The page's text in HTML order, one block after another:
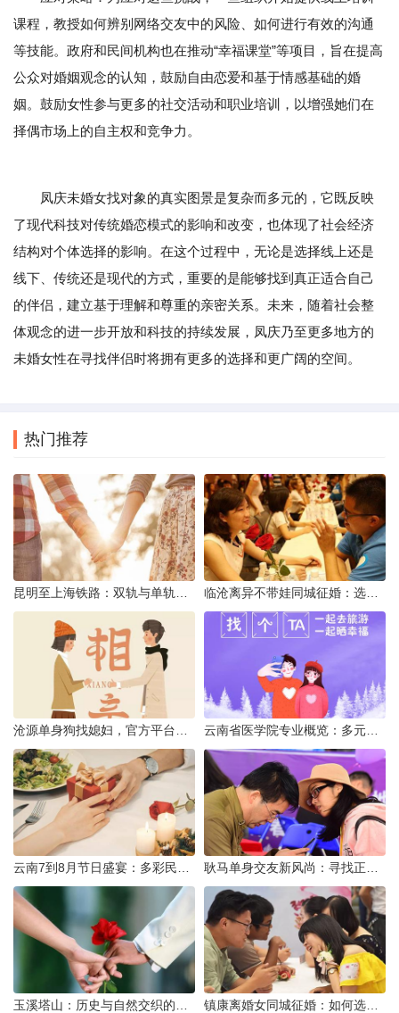
课程，教授如何辨别网络交友中的风险、如何进行有效的沟通
等技能。政府和民间机构也在推动“幸福课堂”等项目，旨在提高
公众对婚姻观念的认知，鼓励自由恋爱和基于情感基础的婚
姻。鼓励女性参与更多的社交活动和职业培训，以增强她们在
择偶市场上的自主权和竞争力。
凤庆未婚女找对象的真实图景是复杂而多元的，它既反映
了现代科技对传统婚恋模式的影响和改变，也体现了社会经济
结构对个体选择的影响。在这个过程中，无论是选择线上还是
线下、传统还是现代的方式，重要的是能够找到真正适合自己
的伴侣，建立基于理解和尊重的亲密关系。未来，随着社会整
体观念的进一步开放和科技的持续发展，凤庆乃至更多地方的
未婚女性在寻找伴侣时将拥有更多的选择和更广阔的空间。
热门推荐